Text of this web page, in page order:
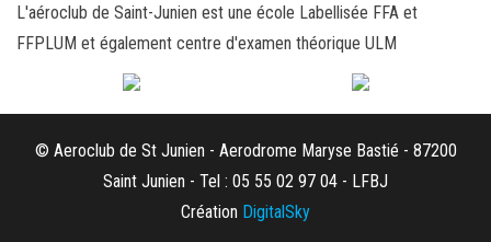
L'aéroclub de Saint-Junien est une école Labellisée FFA et
FFPLUM et également centre d'examen théorique ULM
© Aeroclub de St Junien - Aerodrome Maryse Bastié - 87200
Saint Junien - Tel : 05 55 02 97 04 - LFBJ
Création DigitalSky